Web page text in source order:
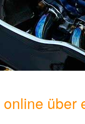
über